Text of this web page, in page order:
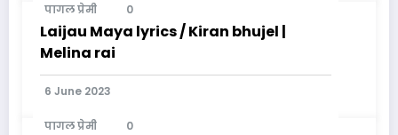
पागल प्रेमी 0
Laijau Maya lyrics / Kiran bhujel |
Melina rai
6 June 2023
पागल प्रेमी 0